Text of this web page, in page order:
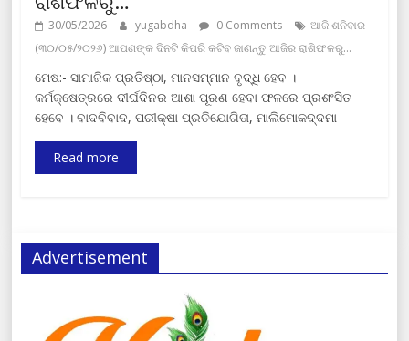
30/05/2026 yugabdha 0 Comments
ଆଜି ଶନିବାର
(୩୦/୦୫/୨୦୨୬) ଆପଣଙ୍କ ଦିନଟି କିପରି କଟିବ ଜାଣନ୍ତୁ ଆଜିର ରାଶିଫଳରୁ…
ମେଷ:- ସାମାଜିକ ପ୍ରତିଷ୍ଠା, ମାନସମ୍ମାନ ବୃଦ୍ଧି ହେବ ।
କର୍ମକ୍ଷେତ୍ରରେ ଦୀର୍ଘଦିନର ଆଶା ପୂରଣ ହେବା ଫଳରେ ପ୍ରଶଂସିତ
ହେବେ । ବାଦବିବାଦ, ପରୀକ୍ଷା ପ୍ରତିଯୋଗିତା, ମାଲିମୋକଦ୍ଦମା
Read more
Advertisement